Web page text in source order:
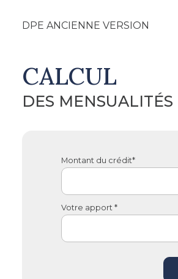
DPE ANCIENNE VERSION
CALCUL
DES MENSUALITÉS
Montant du crédit*
Votre apport *